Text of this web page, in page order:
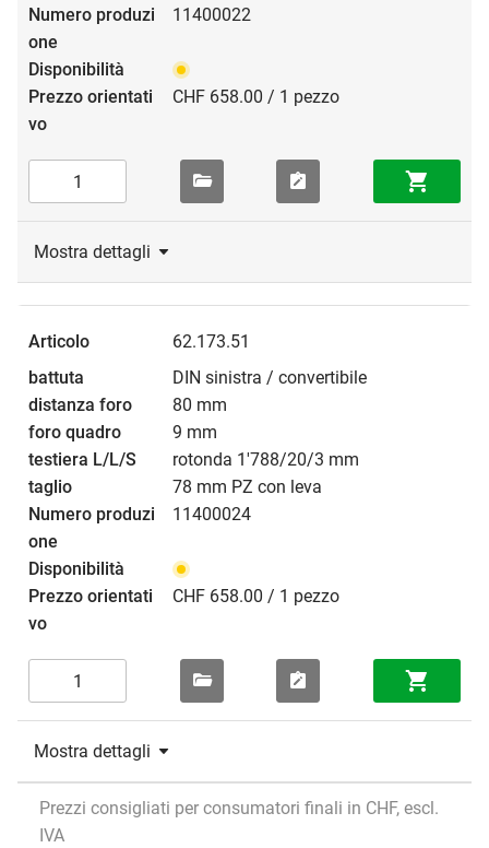
11400022
CHF 658.00 / 1 pezzo
Mostra dettagli
62.173.51
DIN sinistra / convertibile
80 mm
9 mm
rotonda 1'788/20/3 mm
78 mm PZ con leva
11400024
CHF 658.00 / 1 pezzo
Mostra dettagli
Prezzi consigliati per consumatori finali in CHF, escl.
IVA